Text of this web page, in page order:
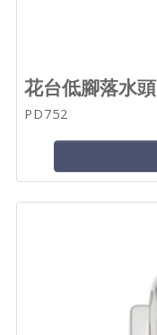
花台低腳落水頭
PD752